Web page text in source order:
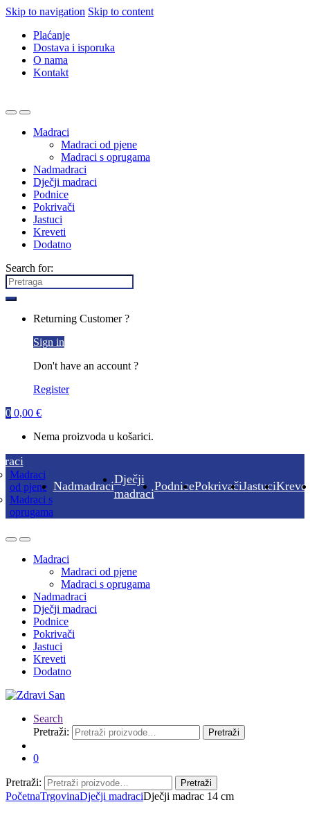
Skip to navigation Skip to content
Plaćanje
Dostava i isporuka
O nama
Kontakt
Madraci
Madraci od pjene
Madraci s oprugama
Nadmadraci
Dječji madraci
Podnice
Pokrivači
Jastuci
Kreveti
Dodatno
Search for:
Returning Customer ?
Sign in
Don't have an account ?
Register
0 0,00 €
Nema proizvoda u košarici.
Madraci
od pjene
Madraci s
oprugama
Nadmadraci
Dječji
madraci
PodnicePokrivačiJastuci
Madraci
Madraci od pjene
Madraci s oprugama
Nadmadraci
Dječji madraci
Podnice
Pokrivači
Jastuci
Kreveti
Dodatno
Search
Pretraži:
Pretraži
0
Pretraži: Pretraži
PočetnaTrgovinaDječji madraciDječji madrac 14 cm